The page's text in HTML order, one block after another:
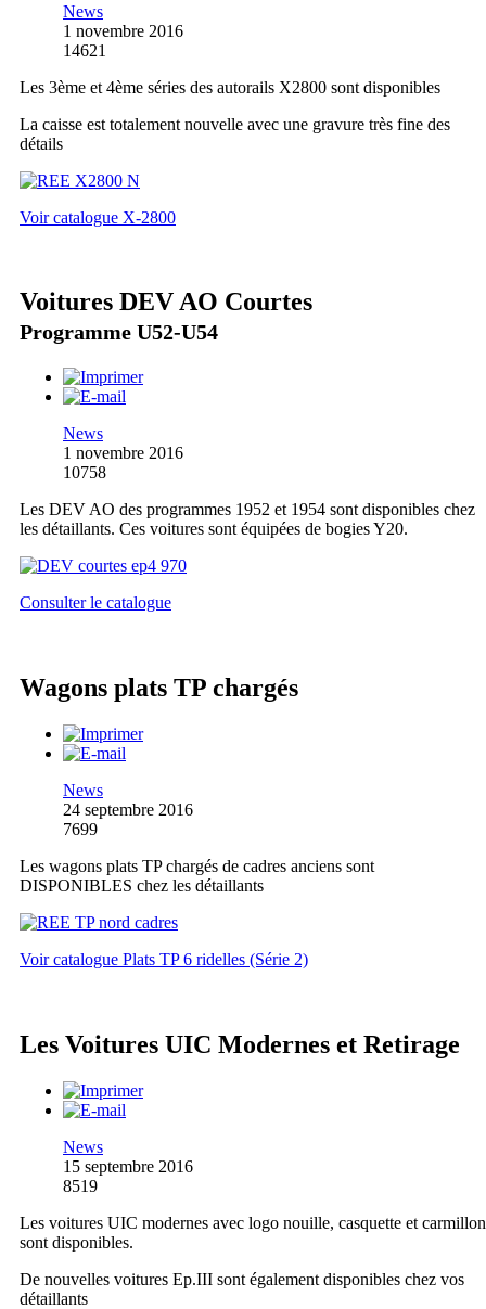
News
1 novembre 2016
14621
Les 3ème et 4ème séries des autorails X2800 sont disponibles
La caisse est totalement nouvelle avec une gravure très fine des
détails
Voir catalogue X-2800
Voitures DEV AO Courtes
Programme U52-U54
News
1 novembre 2016
10758
Les DEV AO des programmes 1952 et 1954 sont disponibles chez
les détaillants. Ces voitures sont équipées de bogies Y20.
Consulter le catalogue
Wagons plats TP chargés
News
24 septembre 2016
7699
Les wagons plats TP chargés de cadres anciens sont
DISPONIBLES chez les détaillants
Voir catalogue Plats TP 6 ridelles (Série 2)
Les Voitures UIC Modernes et Retirage
News
15 septembre 2016
8519
Les voitures UIC modernes avec logo nouille, casquette et carmillon
sont disponibles.
De nouvelles voitures Ep.III sont également disponibles chez vos
détaillants